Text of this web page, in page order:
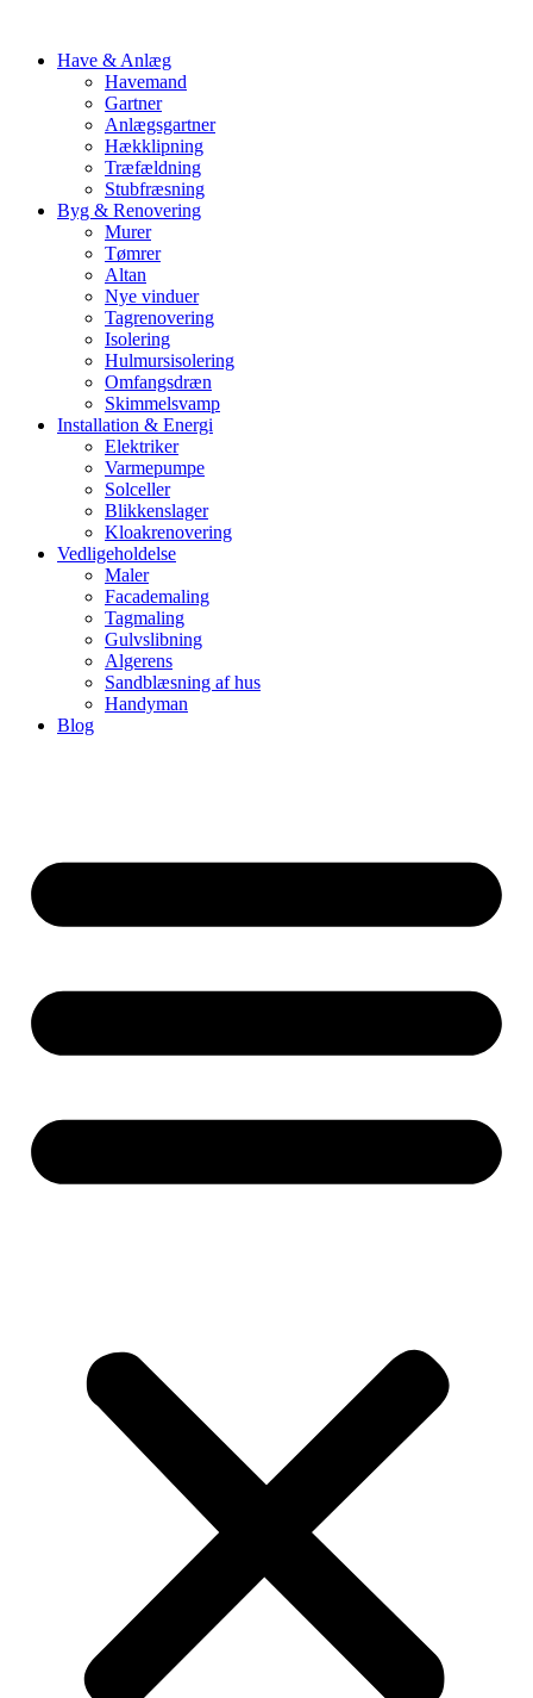
Have & Anlæg
Havemand
Gartner
Anlægsgartner
Hækklipning
Træfældning
Stubfræsning
Byg & Renovering
Murer
Tømrer
Altan
Nye vinduer
Tagrenovering
Isolering
Hulmursisolering
Omfangsdræn
Skimmelsvamp
Installation & Energi
Elektriker
Varmepumpe
Solceller
Blikkenslager
Kloakrenovering
Vedligeholdelse
Maler
Facademaling
Tagmaling
Gulvslibning
Algerens
Sandblæsning af hus
Handyman
Blog